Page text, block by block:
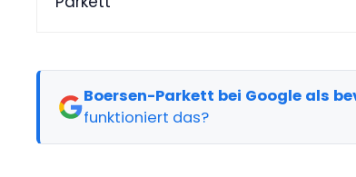
Boersen-Parkett bei Google als
funktioniert das?